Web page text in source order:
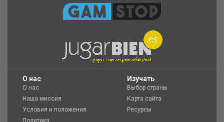
O нас
О нас
Наша миссия
Условия и положения
Политика
Изучать
Выбор страны
Карта сайта
Ресурсы